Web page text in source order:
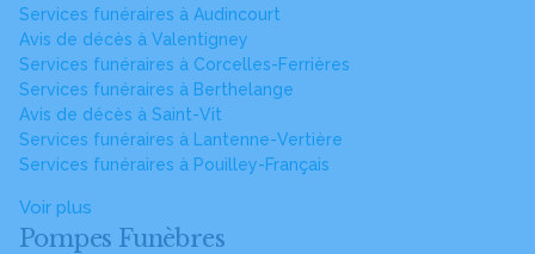
Services funéraires à Audincourt
Avis de décès à Valentigney
Services funéraires à Corcelles-Ferrières
Services funéraires à Berthelange
Avis de décès à Saint-Vit
Services funéraires à Lantenne-Vertière
Services funéraires à Pouilley-Français
Voir plus
Pompes Funèbres